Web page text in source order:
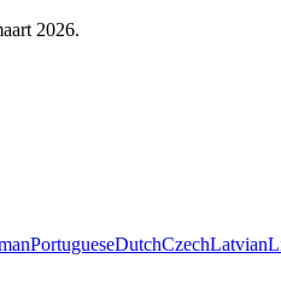
2026.
PortugueseDutchCzechLatvian